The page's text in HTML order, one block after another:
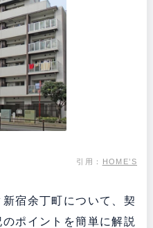
引用： HOME’S
宿余丁町について、契
ポイントを簡単に解説